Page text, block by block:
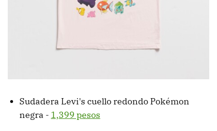
Sudadera Levi's cuello redondo Pokémon
negra - 1,399 pesos